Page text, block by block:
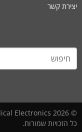
יצירת קשר
© 2026 MED-EL Medical Electronics.
כל הזכויות שמורות.